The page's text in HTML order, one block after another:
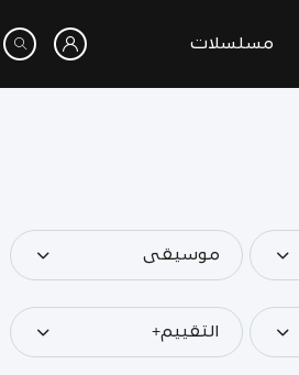
مسلسلات
موسيقى
التقييم+